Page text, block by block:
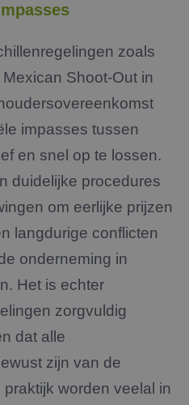
zoals
Shoot-Out in
impasses tussen
en snel op te lossen.
duidelijke procedures
om eerlijke prijzen
langdurige conflicten
onderneming in
Het is echter
zorgvuldig
dat alle
zijn van de
worden veelal in